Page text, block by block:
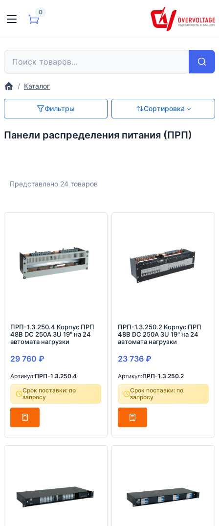
0
Каталог
Фильтры Сортировка
Панели распределения питания (ПРП)
Представлено 24 товаров
ПРП-1.3.250.4 Корпус ПРП
48В DC 250А 3U 19" на 24
автомата нагрузки
29 760 ₽
Артикул:ПРП-1.3.250.4
Срок поставки: по
запросу
ПРП-1.3.250.2 Корпус ПРП
48В DC 250А 3U 19" на 24
автомата нагрузки
23 736 ₽
Артикул:ПРП-1.3.250.2
Срок поставки: по
запросу